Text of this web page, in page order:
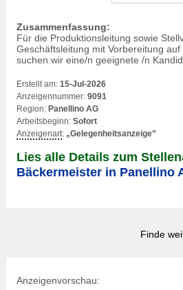
Zusammenfassung:
Für die Produktionsleitung sowie
Geschäftsleitung mit Vorbereitung
suchen wir eine/n geeignete /n
Erstellt am: 15-Jul-2026
Anzeigennummer: 9091
Region: Panellino AG
Arbeitsbeginn: Sofort
Anzeigenart: „Gelegenheitsanzeige”
Lies alle Details zum
Bäckermeister in Panellino
Finde
Anzeigenvorschau: